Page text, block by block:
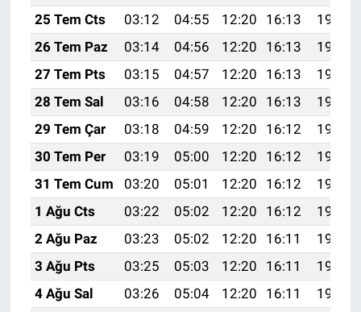
25 Tem Cts
03:12 04:55 12:20 16:13
19:35
26 Tem Paz
03:14 04:56 12:20 16:13
19:34
27 Tem Pts
03:15 04:57 12:20 16:13
19:33
28 Tem Sal
03:16 04:58 12:20 16:13
19:32
29 Tem Çar
03:18 04:59 12:20 16:12
19:31
30 Tem Per
03:19 05:00 12:20 16:12
19:30
31 Tem Cum
03:20 05:01 12:20 16:12
19:29
1 Ağu Cts
03:22 05:02 12:20 16:12
19:28
2 Ağu Paz
03:23 05:02 12:20 16:11
19:27
3 Ağu Pts
03:25 05:03 12:20 16:11
19:26
4 Ağu Sal
03:26 05:04 12:20 16:11
19:25